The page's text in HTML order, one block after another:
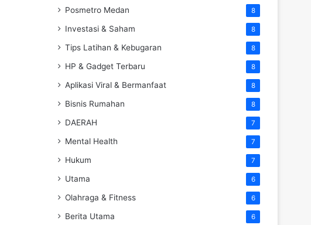
Posmetro Medan 8
Investasi & Saham 8
Tips Latihan & Kebugaran 8
HP & Gadget Terbaru 8
Aplikasi Viral & Bermanfaat 8
Bisnis Rumahan 8
DAERAH 7
Mental Health 7
Hukum 7
Utama 6
Olahraga & Fitness 6
Berita Utama 6